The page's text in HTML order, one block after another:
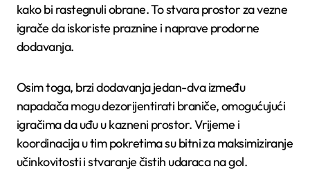
kako bi rastegnuli obrane. To stvara prostor za vezne
igrače da iskoriste praznine i naprave prodorne
dodavanja.
Osim toga, brzi dodavanja jedan-dva između
napadača mogu dezorijentirati braniče, omogućujući
igračima da uđu u kazneni prostor. Vrijeme i
koordinacija u tim pokretima su bitni za maksimiziranje
učinkovitosti i stvaranje čistih udaraca na gol.